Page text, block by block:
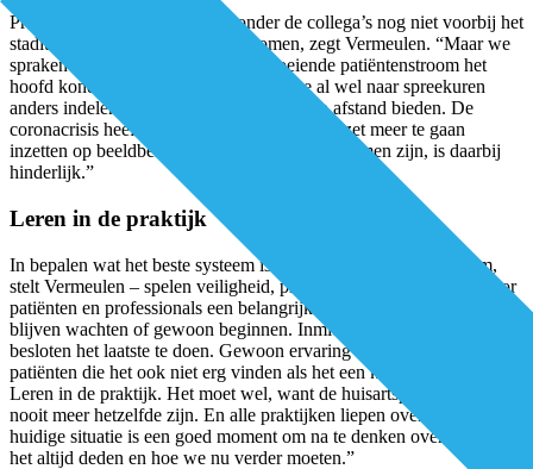
Praten over zorg op afstand is onder de collega’s nog niet voorbij het
stadium van ‘O ja, leuk plan’ gekomen, zegt Vermeulen. “Maar we
spraken toch wel over hoe we de groeiende patiëntenstroom het
hoofd konden bieden. Daarbij keken we al wel naar spreekuren
anders indelen, maar nog niet naar zorg op afstand bieden. De
coronacrisis heeft ons wel aan het denken gezet meer te gaan
inzetten op beeldbellen. Het feit dat er 37 systemen zijn, is daarbij
hinderlijk.”
Leren in de praktijk
In bepalen wat het beste systeem is – er is niet één ideaalsysteem,
stelt Vermeulen – spelen veiligheid, privacy en gebruiksgemak voor
patiënten en professionals een belangrijke rol. Hij zegt: “Je kunt
blijven wachten of gewoon beginnen. Inmiddels hebben we
besloten het laatste te doen. Gewoon ervaring opdoen met jongere
patiënten die het ook niet erg vinden als het een keer fout gaat.
Leren in de praktijk. Het moet wel, want de huisartspraktijk zal
nooit meer hetzelfde zijn. En alle praktijken liepen over, dus de
huidige situatie is een goed moment om na te denken over hoe we
het altijd deden en hoe we nu verder moeten.”